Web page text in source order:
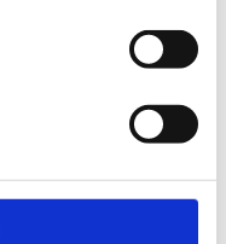
SEURAAVA